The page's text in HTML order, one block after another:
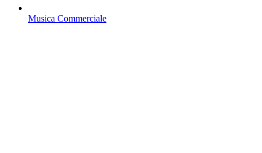
Musica Commerciale